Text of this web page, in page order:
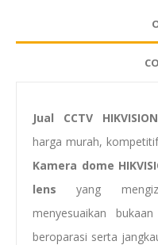
Jual CCTV
harga murah,
Kamera dome
lensyang
menyesuaikan
beroparasi serta